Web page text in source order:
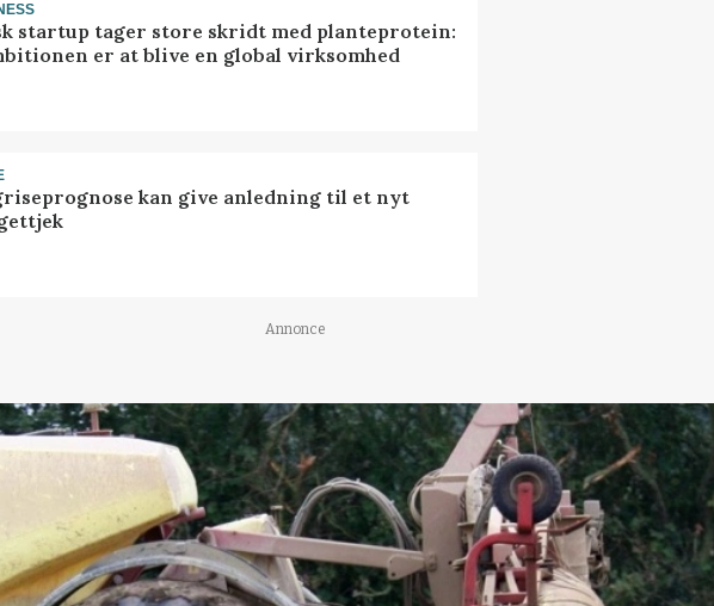
startup tager store skridt med planteprotein:
er at blive en global virksomhed
kan give anledning til et nyt
Annonce